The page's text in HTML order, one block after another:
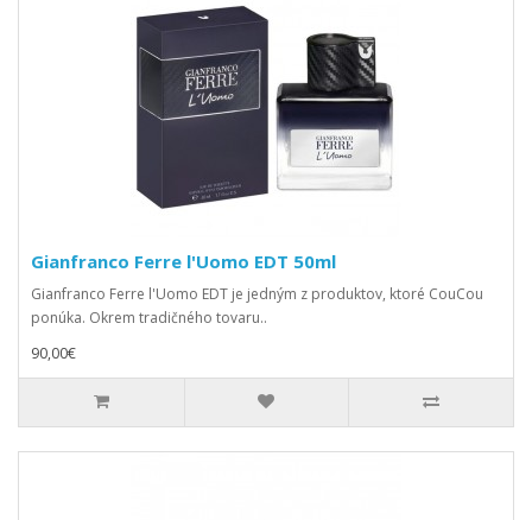
Gianfranco Ferre l'Uomo EDT 50ml
Gianfranco Ferre l'Uomo EDT je jedným z produktov, ktoré CouCou
ponúka. Okrem tradičného tovaru..
90,00€